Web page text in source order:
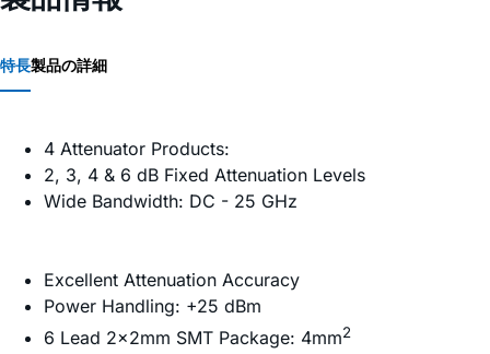
特長製品の詳細
4 Attenuator Products:
2, 3, 4 & 6 dB Fixed Attenuation Levels
Wide Bandwidth: DC - 25 GHz
Excellent Attenuation Accuracy
Power Handling: +25 dBm
6 Lead 2×2mm SMT Package: 4mm2